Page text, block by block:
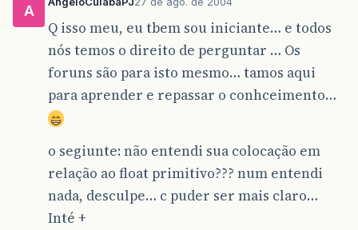
A
Q isso meu, eu tbem sou iniciante… e todos
nós temos o direito de perguntar … Os
foruns são para isto mesmo… tamos aqui
para aprender e repassar o conhceimento…
o segiunte: não entendi sua colocação em
relação ao float primitivo??? num entendi
nada, desculpe… c puder ser mais claro…
Inté +